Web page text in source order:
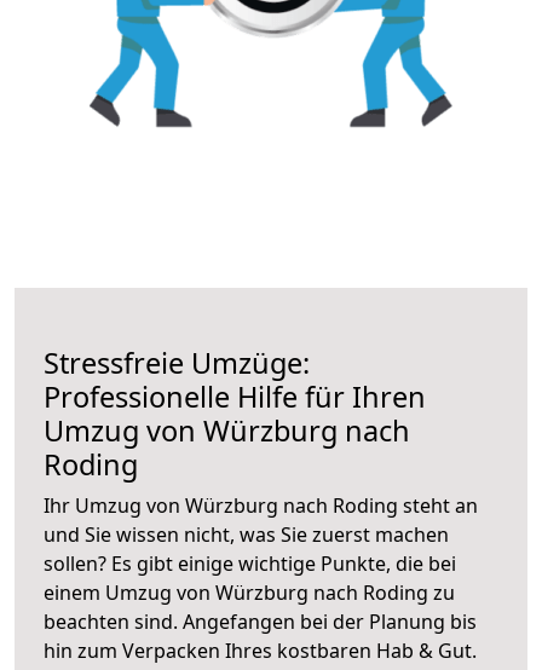
Stressfreie Umzüge:
Professionelle Hilfe für Ihren
Umzug von Würzburg nach
Roding
Ihr Umzug von Würzburg nach Roding steht an
und Sie wissen nicht, was Sie zuerst machen
sollen? Es gibt einige wichtige Punkte, die bei
einem Umzug von Würzburg nach Roding zu
beachten sind. Angefangen bei der Planung bis
hin zum Verpacken Ihres kostbaren Hab & Gut.